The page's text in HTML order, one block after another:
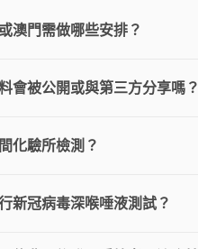
澳門需做哪些安排？
會被公開或與第三方分享嗎？
化驗所檢測？
新冠病毒深喉唾液測試？